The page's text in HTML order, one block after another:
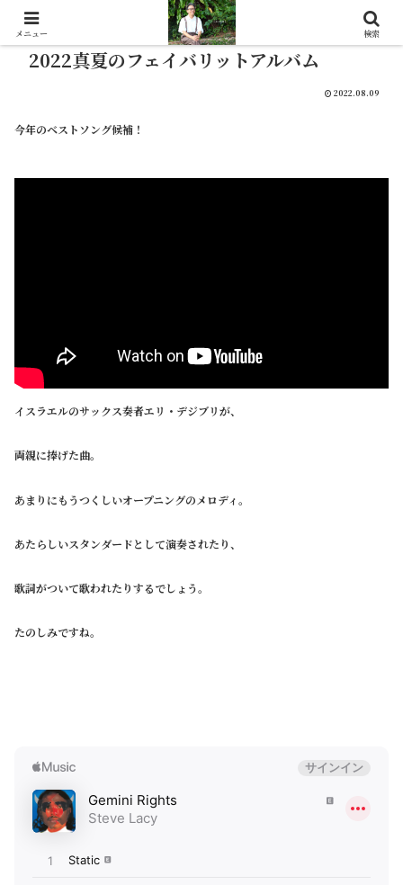
2022真夏のフェイバリットアルバム
2022.08.09
今年のベストソング候補！
イスラエルのサックス奏者エリ・デジブリが、
両親に捧げた曲。
あまりにもうつくしいオープニングのメロディ。
あたらしいスタンダードとして演奏されたり、
歌詞がついて歌われたりするでしょう。
たのしみですね。
メニュー 検索